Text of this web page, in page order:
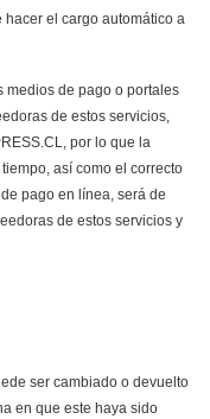
el cargo automático a
medios de pago o portales
de estos servicios,
por lo que la
así como el correcto
pago en línea, será de
de estos servicios y
ser cambiado o devuelto
en que este haya sido